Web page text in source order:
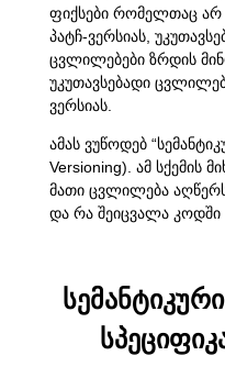
ფიქსები რომელთაც არ
პატჩ-ვერსიას,
ცვლილებები ზრდის
უკუთავსებადი
ვერსიას.
ამას ვუწოდებ
Versioning). ამ სქემის
მათი ცვლილება
და რა შეიცვალა კოდში